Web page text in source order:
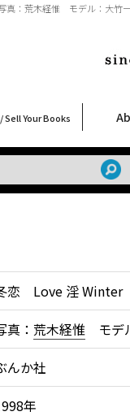
真：荒木経惟 モデル：大竹
/ Sell Your Books
ログ
用フォーム
古本の買取
の買取
取について
取について
取について
る質問
店舗
Shop
ご注
How to
特定商
プライ
恋 Love 淫 Winter
真： 荒木経惟モデ
んか社
年